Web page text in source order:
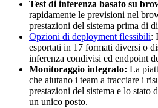
Test di inferenza basato su
rapidamente le previsioni nel
prestazioni del sistema prima di
Opzioni di deployment flessibili:
esportati in 17 formati diversi o
inferenza condivisi ed endpoint
Monitoraggio integrato: La
che aiutano i team a tracciare i
prestazioni del sistema e lo stato
un unico posto.